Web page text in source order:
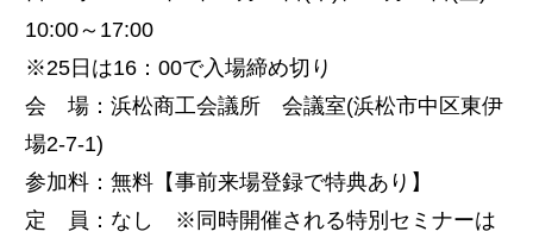
10:00～17:00
※25日は16：00で入場締め切り
会 場：浜松商工会議所 会議室(浜松市中区東伊
場2-7-1)
参加料：無料【事前来場登録で特典あり】
定 員：なし ※同時開催される特別セミナーは